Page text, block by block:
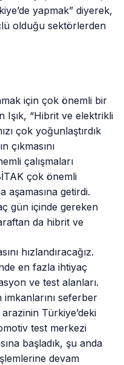
yapmak” diyerek,
olduğu sektörlerden
için çok önemli bir
Işık, “Hibrit ve elektrikli
çok yoğunlaştırdık
çıkmasını
çalışmaları
çok önemli
aşamasına getirdi.
gün içinde gereken
da hibrit ve
hızlandıracağız.
en fazla ihtiyaç
ve test alanları.
seferber
Türkiye’deki
test merkezi
başladık, şu anda
devam